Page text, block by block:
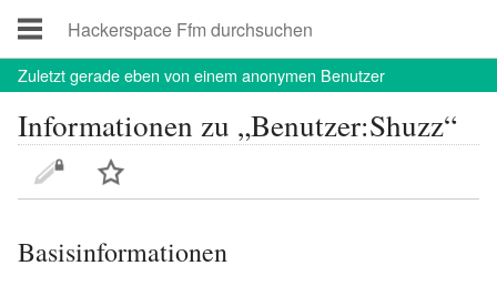
Zuletztgerade eben von einem anonymen Benutzer
Informationen zu „Benutzer:Shuzz“
Basisinformationen